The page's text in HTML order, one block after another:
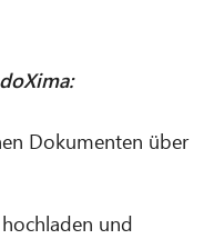
Dokumenten über
und